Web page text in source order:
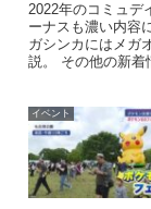
2022年のコミュデ
ーナスも濃い内容
ガシンカにはメガ
説。 その他の新着
イベント